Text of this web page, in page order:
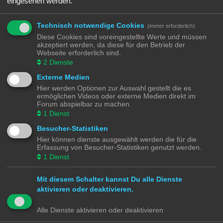
Nicht jeder Anbieter von 3D Druck Diensten will euch nur das gedruckte Modell
verkaufen, manche bieten euch auch an die Druckvorlagen zu kaufen und
herunterzuladen. Die Qualität von 3D Modellen aus dem Drucker ist abhängig
vom Drucker und vom Filament (Druckmedium). Hier muss jeder seine eigenen
Erfahrungen sammeln.
https://de.wikipedia.org/wiki/3D-Druck
Mir aktuelle bekannte Dienstleister zum Drucken sind:
https://www.shapeways.com/
https://www.thingiverse.com/
https://cults3d.com/de
https://www.printables.com/de
Modellbahnforum Forum Alle Zeiten sindUTC+02:00
Powered byphpBB® Forum Software © phpBB Limited
Datenschutz|Nutzungsbedingungen
Technisch notwendige Cookies (immer erforderlich)
Diese Cookies sind voreingestellte Werte und müssen
akzeptiert werden, da diese für den Betrieb der
Webseite erforderlich sind.
2 Dienste
Externe Medien
Hier werden Optionen zur Auswahl gestellt die es
ermöglichen Videos oder externe Medien direkt im
Forum abspielbar zu machen.
1 Dienst
Besucher-Statistiken
Hier können dienste ausgewählt werden die für die
Erfassung von Besucher-Statistiken genutzt werden.
1 Dienst
Mit diesem Schalter kannst Du alle Dienste
aktivieren oder deaktivieren.
Alle Dienste aktivieren oder deaktivieren